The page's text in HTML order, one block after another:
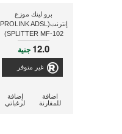
برو لينك موزع
إنترنت(PROLINK ADSL
SPLITTER MF-102)
12.0 جنية
غير متوفر
إضافة
لرغباتي
اضافة
للمقارنة